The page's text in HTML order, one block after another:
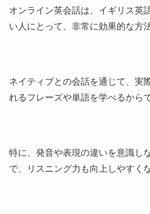
オンライン英会話は、イギリス英
い人にとって、非常に効果的な方
ネイティブとの会話を通じて、実
れるフレーズや単語を学べるから
特に、発音や表現の違いを意識し
で、リスニング力も向上しやすく